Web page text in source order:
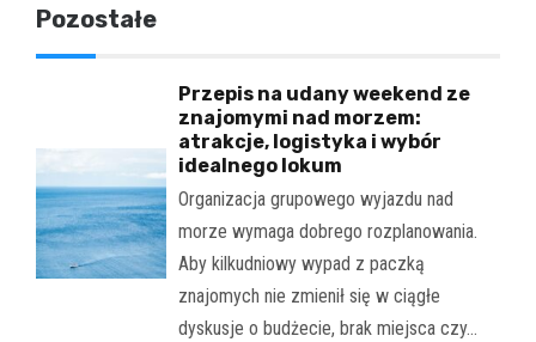
Pozostałe
Przepis na udany weekend ze
znajomymi nad morzem:
atrakcje, logistyka i wybór
idealnego lokum
Organizacja grupowego wyjazdu nad
morze wymaga dobrego rozplanowania.
Aby kilkudniowy wypad z paczką
znajomych nie zmienił się w ciągłe
dyskusje o budżecie, brak miejsca czy…